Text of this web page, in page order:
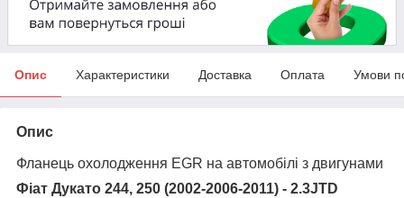
Опис Характеристики Доставка Оплата Умови
Опис
Фланець охолодження EGR на автомобілі з двигунами
Фіат Дукато 244, 250 (2002-2006-2011) - 2.3JTD